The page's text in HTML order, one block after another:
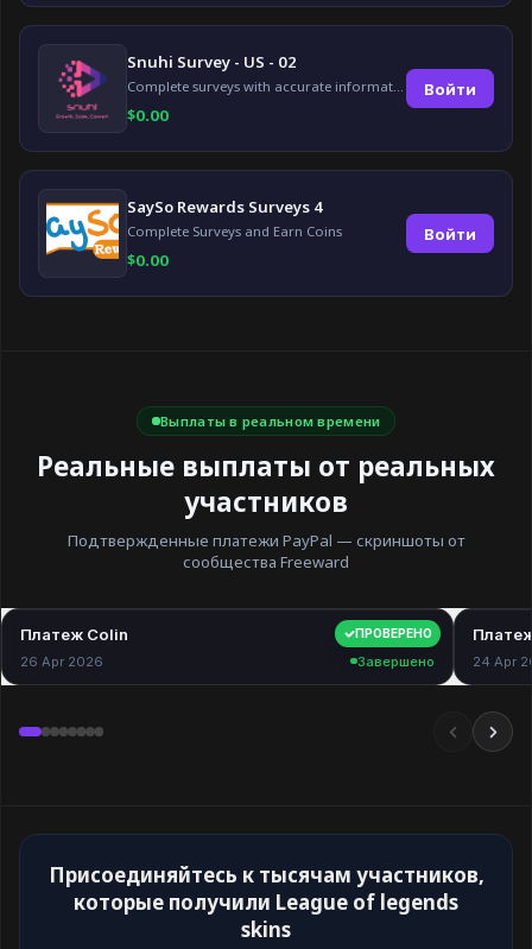
Snuhi Survey - US - 02
$0.00
Войти
SaySo Rewards Surveys 4
Complete Surveys and Earn Coins
$0.00
Войти
Выплаты в реальном времени
Реальные выплаты от реальных
участников
Подтвержденные платежи PayPal — скриншоты от
сообщества Freeward
ПРОВЕРЕНО
Платеж Colin $40.00
26 Apr 2026 Завершено 24 Apr
Присоединяйтесь к тысячам участников,
которые получили League of legends
skins